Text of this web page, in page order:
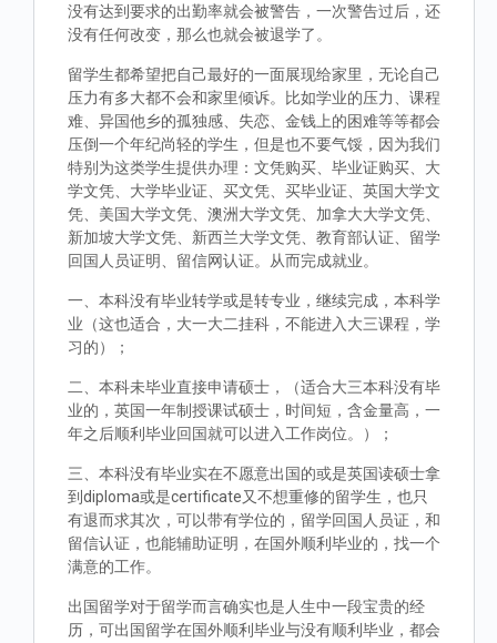
没有达到要求的出勤率就会被警告，一次警告过后，还
没有任何改变，那么也就会被退学了。
留学生都希望把自己最好的一面展现给家里，无论自己
压力有多大都不会和家里倾诉。比如学业的压力、课程
难、异国他乡的孤独感、失恋、金钱上的困难等等都会
压倒一个年纪尚轻的学生，但是也不要气馁，因为我们
特别为这类学生提供办理：文凭购买、毕业证购买、大
学文凭、大学毕业证、买文凭、买毕业证、英国大学文
凭、美国大学文凭、澳洲大学文凭、加拿大大学文凭、
新加坡大学文凭、新西兰大学文凭、教育部认证、留学
回国人员证明、留信网认证。从而完成就业。
一、本科没有毕业转学或是转专业，继续完成，本科学
业（这也适合，大一大二挂科，不能进入大三课程，学
习的）；
二、本科未毕业直接申请硕士，（适合大三本科没有毕
业的，英国一年制授课试硕士，时间短，含金量高，一
年之后顺利毕业回国就可以进入工作岗位。）；
三、本科没有毕业实在不愿意出国的或是英国读硕士拿
到diploma或是certificate又不想重修的留学生，也只
有退而求其次，可以带有学位的，留学回国人员证，和
留信认证，也能辅助证明，在国外顺利毕业的，找一个
满意的工作。
出国留学对于留学而言确实也是人生中一段宝贵的经
历，可出国留学在国外顺利毕业与没有顺利毕业，都会